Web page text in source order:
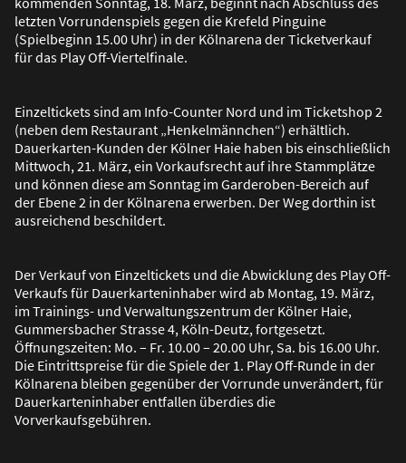
letzten Vorrundenspiels gegen die Krefeld Pinguine
(Spielbeginn 15.00 Uhr) in der Kölnarena der Ticketverkauf
für das Play Off-Viertelfinale.
Einzeltickets sind am Info-Counter Nord und im Ticketshop 2
(neben dem Restaurant „Henkelmännchen“) erhältlich.
Dauerkarten-Kunden der Kölner Haie haben bis einschließlich
Mittwoch, 21. März, ein Vorkaufsrecht auf ihre Stammplätze
und können diese am Sonntag im Garderoben-Bereich auf
der Ebene 2 in der Kölnarena erwerben. Der Weg dorthin ist
ausreichend beschildert.
Der Verkauf von Einzeltickets und die Abwicklung des Play Off-
Verkaufs für Dauerkarteninhaber wird ab Montag, 19. März,
im Trainings- und Verwaltungszentrum der Kölner Haie,
Gummersbacher Strasse 4, Köln-Deutz, fortgesetzt.
Öffnungszeiten: Mo. – Fr. 10.00 – 20.00 Uhr, Sa. bis 16.00 Uhr.
Die Eintrittspreise für die Spiele der 1. Play Off-Runde in der
Kölnarena bleiben gegenüber der Vorrunde unverändert, für
Dauerkarteninhaber entfallen überdies die
Vorverkaufsgebühren.